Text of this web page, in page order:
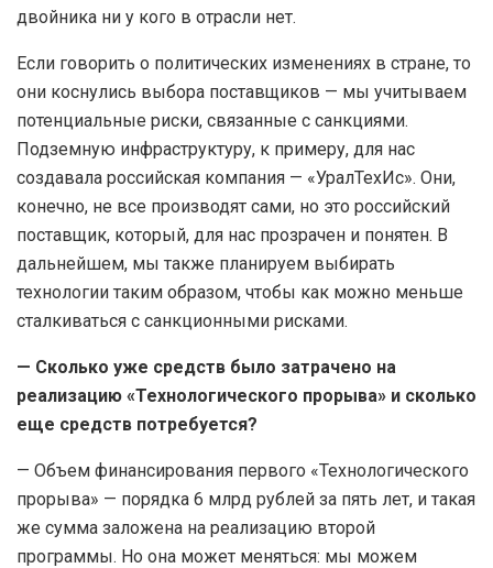
двойника ни у кого в отрасли нет.
Если говорить о политических изменениях в стране, то
они коснулись выбора поставщиков — мы учитываем
потенциальные риски, связанные с санкциями.
Подземную инфраструктуру, к примеру, для нас
создавала российская компания — «УралТехИс». Они,
конечно, не все производят сами, но это российский
поставщик, который, для нас прозрачен и понятен. В
дальнейшем, мы также планируем выбирать
технологии таким образом, чтобы как можно меньше
сталкиваться с санкционными рисками.
— Сколько уже средств было затрачено на
реализацию «Технологического прорыва» и сколько
еще средств потребуется?
— Объем финансирования первого «Технологического
прорыва» — порядка 6 млрд рублей за пять лет, и такая
же сумма заложена на реализацию второй
программы. Но она может меняться: мы можем